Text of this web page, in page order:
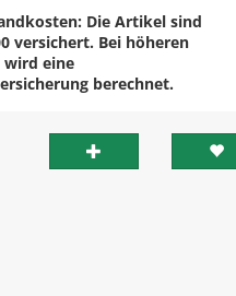
Die Artikel sind
versichert. Bei höheren
wird eine
berechnet.